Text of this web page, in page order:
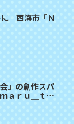
に 西海市「Ｎ
」の創作スパ
ａｒｕ＿ｔａ